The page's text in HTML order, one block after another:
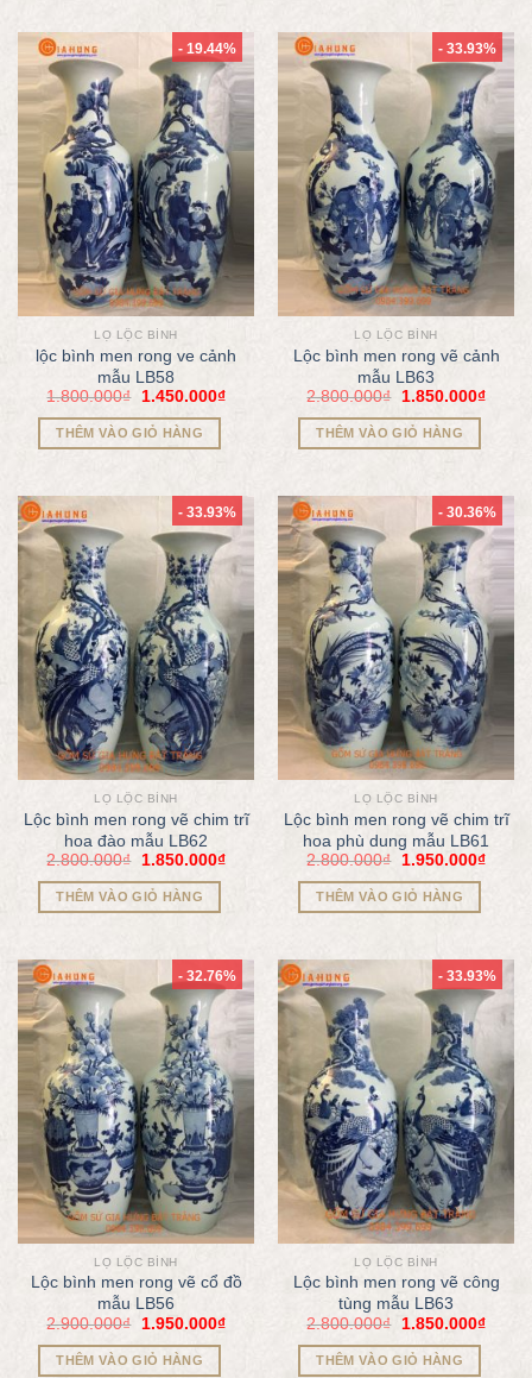
- 19.44%
LỌ LỘC BÌNH
lộc bình men rong ve cảnh
mẫu LB58
1.800.000₫ 1.450.000₫
THÊM VÀO GIỎ HÀNG
- 33.93%
LỌ LỘC BÌNH
Lộc bình men rong vẽ cảnh
mẫu LB63
2.800.000₫ 1.850.000₫
THÊM VÀO GIỎ HÀNG
- 33.93%
LỌ LỘC BÌNH
Lộc bình men rong vẽ chim trĩ
hoa đào mẫu LB62
2.800.000₫ 1.850.000₫
THÊM VÀO GIỎ HÀNG
- 30.36%
LỌ LỘC BÌNH
Lộc bình men rong vẽ chim trĩ
hoa phù dung mẫu LB61
2.800.000₫ 1.950.000₫
THÊM VÀO GIỎ HÀNG
- 32.76%
LỌ LỘC BÌNH
Lộc bình men rong vẽ cổ đồ
mẫu LB56
2.900.000₫ 1.950.000₫
THÊM VÀO GIỎ HÀNG
- 33.93%
LỌ LỘC BÌNH
Lộc bình men rong vẽ công
tùng mẫu LB63
2.800.000₫ 1.850.000₫
THÊM VÀO GIỎ HÀNG